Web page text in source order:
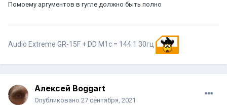
Помоему аргументов в гугле должно быть полно
Audio Extreme GR-15F + DD M1c = 144.1 30гц
Алексей Boggart
Опубликовано 27 сентября, 2021